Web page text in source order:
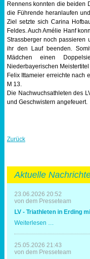
Rennens konnten die beiden
die Führende heranlaufen
Ziel setzte sich Carina
Feldes. Auch Amélie Hanf
Strassberger noch passieren
ihr den Lauf beenden.
Mädchen einen
Niederbayerischen
Felix Ittameier erreichte nach
M 13.
Die Nachwuchsathleten des
und Geschwistern angefeuert.
Zurück
Aktuelle
23.06.2026 20:52
von dem Presseteam
LV - Triathleten in Erding
Weiterlesen …
Triathleten
in
Erding
25.05.2026 21:43
von dem Presseteam